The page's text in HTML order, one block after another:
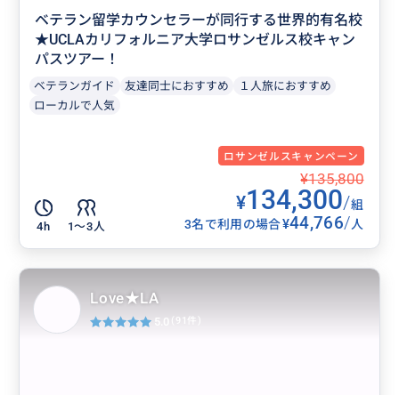
ベテラン留学カウンセラーが同行する世界的有名校
★UCLAカリフォルニア大学ロサンゼルス校キャン
パスツアー！
ベテランガイド 友達同士におすすめ
１人旅におすすめ
ローカルで人気
ロサンゼルスキャンペーン
4h 1〜3人
¥135,800
¥134,300/組
3名で利用の場合¥44,766/人
Love★LA
5.0 (91件)